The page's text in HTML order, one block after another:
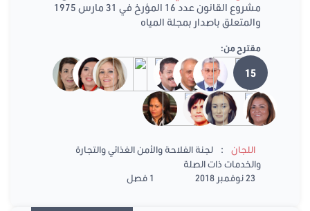
مشروع القانون عدد 16 المؤرخ في 31 مارس 1975
والمتعلق باصدار بمجلة المياه
مقترح من:
15
اللجان :
لجنة الفلاحة والأمن الغذائي والتجارة
والخدمات ذات الصلة
23 نوفمبر 2018
1 فصل